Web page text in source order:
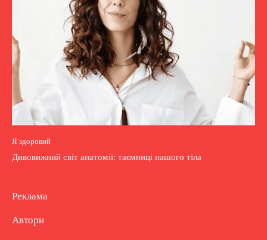
Я здоровий
Дивовижний світ анатомії: таємниці нашого тіла
Реклама
Автори